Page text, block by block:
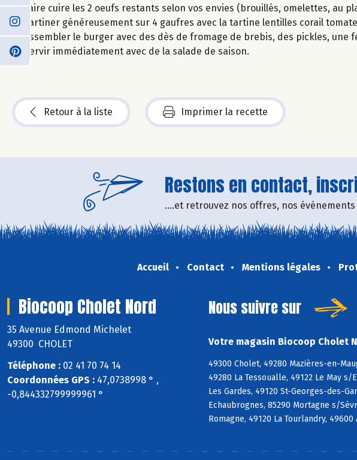
Faire cuire les 2 oeufs restants selon vos envies (brouillés, omelettes, au
Tartiner généreusement sur 4 gaufres avec la tartine lentilles corail
Assembler le burger avec des dès de fromage de brebis, des pickles, une
Servir immédiatement avec de la salade de saison.
Retour à la liste Imprimer la recette
Restons en contact,
....et retrouvez nos offres, nos
Accueil Contact Mentions légales
Biocoop Cholet Nord
35 Avenue Edmond Michelet
49300 CHOLET
Téléphone : 02 41 70 74 14
Coordonnées GPS : 47,0738998 ° ,
-0,844332799999961 °
Nous suivre sur
Votre magasin Biocoop Cholet
49300 Cholet, 49280 Mazières-en-
49280 La Tessoualle, 49122 Le May
Les Gardes, 49120 St-Georges-des-
Echaubrognes, 85290 Mortagne s/
Romagne, 49120 La Tourlandry,